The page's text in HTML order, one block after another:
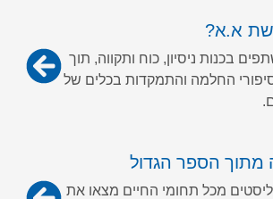
א.א?
בכנות ניסיון, כוח ותקווה, תוך
החלמה והתמקדות בכלים של
מתוך הספר הגדול
מכל תחומי החיים מצאו את